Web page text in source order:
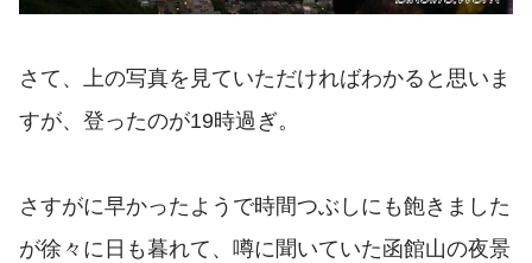
さて、上の写真を見ていただければわかると思いま
すが、登ったのが19時過ぎ。
さすがに早かったようで時間つぶしにも飽きました
が徐々に日も暮れて、噂に聞いていた函館山の夜景